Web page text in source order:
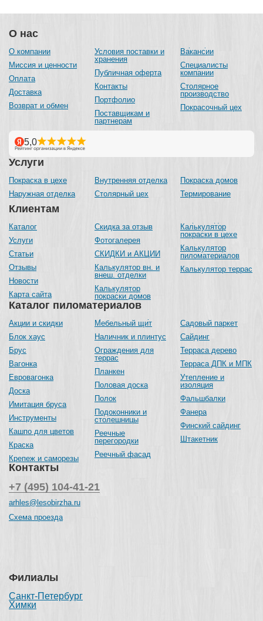
О нас
О компании
Миссия и ценности
Оплата
Доставка
Возврат и обмен
Условия поставки и
хранения
Публичная оферта
Контакты
Портфолио
Поставщикам и
партнерам
Вакансии
Специалисты
компании
Столярное
производство
Покрасочный цех
Каталог пиломатериалов
Акции и скидки
Блок хаус
Брус
Вагонка
Евровагонка
Доска
Имитация бруса
Инструменты
Кашпо для цветов
Краска
Крепеж и саморезы
Мебельный щит
Наличник и плинтус
Ограждения для
террас
Планкен
Половая доска
Полок
Подоконники и
столешницы
Реечные
перегородки
Реечный фасад
Садовый паркет
Сайдинг
Терраса дерево
Терраса ДПК и МПК
Утепление и
изоляция
Фальшбалки
Фанера
Финский сайдинг
Штакетник
Услуги
Покраска в цехе
Наружная отделка
Внутренняя отделка
Столярный цех
Покраска домов
Термирование
Клиентам
Каталог
Услуги
Статьи
Отзывы
Новости
Карта сайта
Скидка за отзыв
Фотогалерея
СКИДКИ и АКЦИИ
Калькулятор вн. и
внеш. отделки
Калькулятор
покраски домов
Калькулятор
покраски в цехе
Калькулятор
пиломатериалов
Калькулятор террас
Контакты
+7 (495) 104-41-21
arhles@lesobirzha.ru
Схема проезда
Филиалы
Санкт-Петербург
Химки